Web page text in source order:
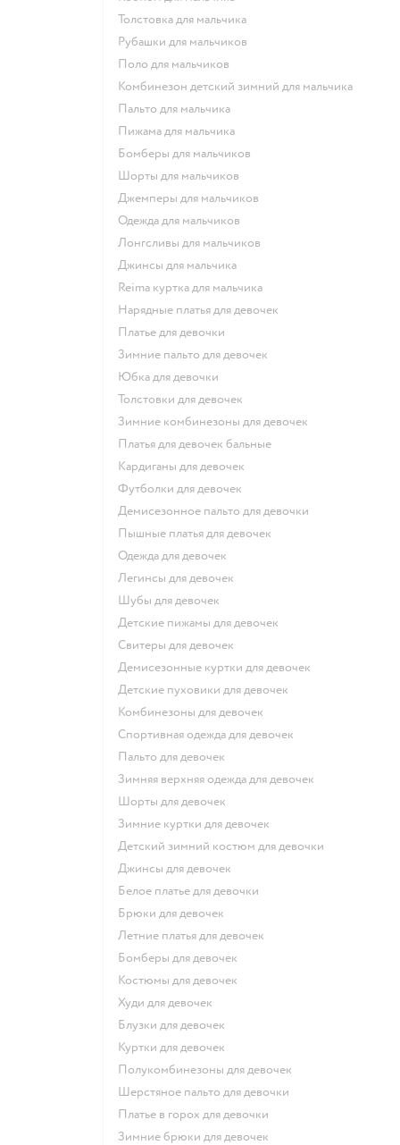
Толстовка для мальчика
Рубашки для мальчиков
Поло для мальчиков
Комбинезон детский зимний для мальчика
Пальто для мальчика
Пижама для мальчика
Бомберы для мальчиков
Шорты для мальчиков
Джемперы для мальчиков
Одежда для мальчиков
Лонгсливы для мальчиков
Джинсы для мальчика
Reima куртка для мальчика
Нарядные платья для девочек
Платье для девочки
Зимние пальто для девочек
Юбка для девочки
Толстовки для девочек
Зимние комбинезоны для девочек
Платья для девочек бальные
Кардиганы для девочек
Футболки для девочек
Демисезонное пальто для девочки
Пышные платья для девочек
Одежда для девочек
Легинсы для девочек
Шубы для девочек
Детские пижамы для девочек
Свитеры для девочек
Демисезонные куртки для девочек
Детские пуховики для девочек
Комбинезоны для девочек
Спортивная одежда для девочек
Пальто для девочек
Зимняя верхняя одежда для девочек
Шорты для девочек
Зимние куртки для девочек
Детский зимний костюм для девочки
Джинсы для девочек
Белое платье для девочки
Брюки для девочек
Летние платья для девочек
Бомберы для девочек
Костюмы для девочек
Худи для девочек
Блузки для девочек
Куртки для девочек
Полукомбинезоны для девочек
Шерстяное пальто для девочки
Платье в горох для девочки
Зимние брюки для девочек